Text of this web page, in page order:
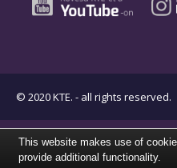
© 2020 KTE. - all rights reserved.
This website makes use of
provide additional functionality.